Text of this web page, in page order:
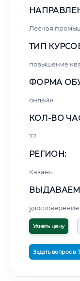
Лесная
ТИП
повышение
ФОРМА
онлайн
КОЛ-ВО
72
РЕГИОН:
Казань
Узнать цену
Задать вопрос в